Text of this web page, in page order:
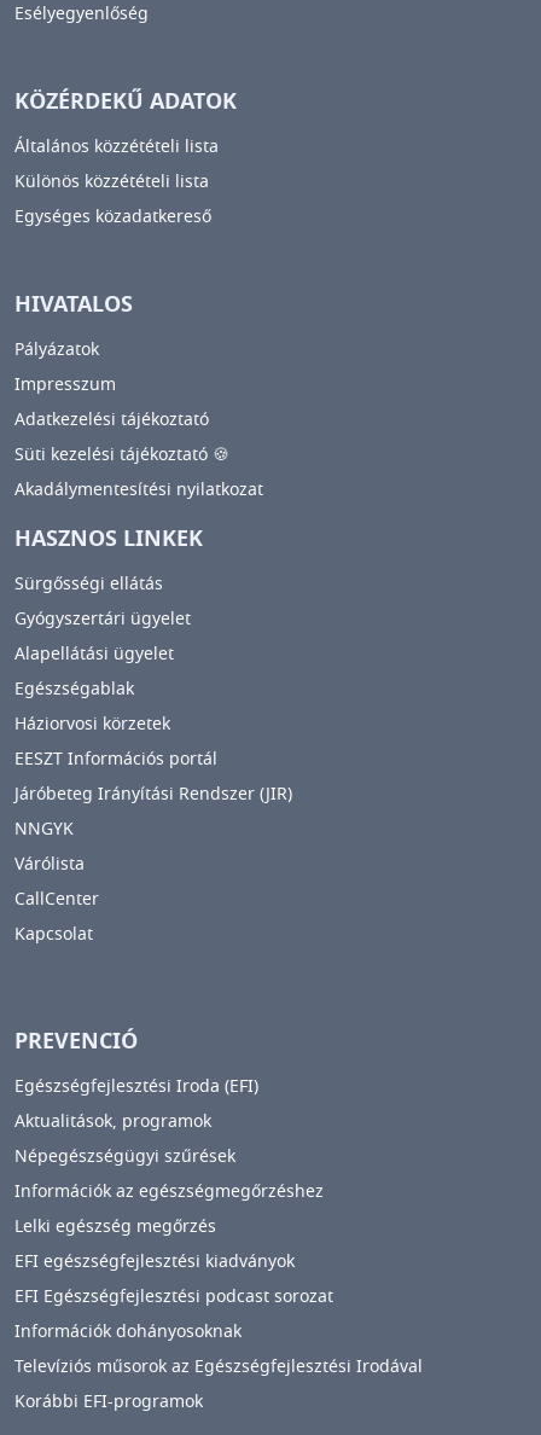
Esélyegyenlőség
KÖZÉRDEKŰ ADATOK
Általános közzétételi lista
Különös közzétételi lista
Egységes közadatkereső
HIVATALOS
Pályázatok
Impresszum
Adatkezelési tájékoztató
Süti kezelési tájékoztató 🍪
Akadálymentesítési nyilatkozat
HASZNOS LINKEK
Sürgősségi ellátás
Gyógyszertári ügyelet
Alapellátási ügyelet
Egészségablak
Háziorvosi körzetek
EESZT Információs portál
Járóbeteg Irányítási Rendszer (JIR)
NNGYK
Várólista
CallCenter
Kapcsolat
PREVENCIÓ
Egészségfejlesztési Iroda (EFI)
Aktualitások, programok
Népegészségügyi szűrések
Információk az egészségmegőrzéshez
Lelki egészség megőrzés
EFI egészségfejlesztési kiadványok
EFI Egészségfejlesztési podcast sorozat
Információk dohányosoknak
Televíziós műsorok az Egészségfejlesztési Irodával
Korábbi EFI-programok